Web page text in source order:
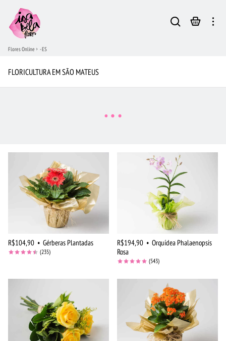
Flores Online - ES
FLORICULTURA EM SÃO MATEUS
R$104,90 • Gérberas Plantadas
(235)
R$194,90 • Orquídea Phalaenopsis
Rosa
(543)